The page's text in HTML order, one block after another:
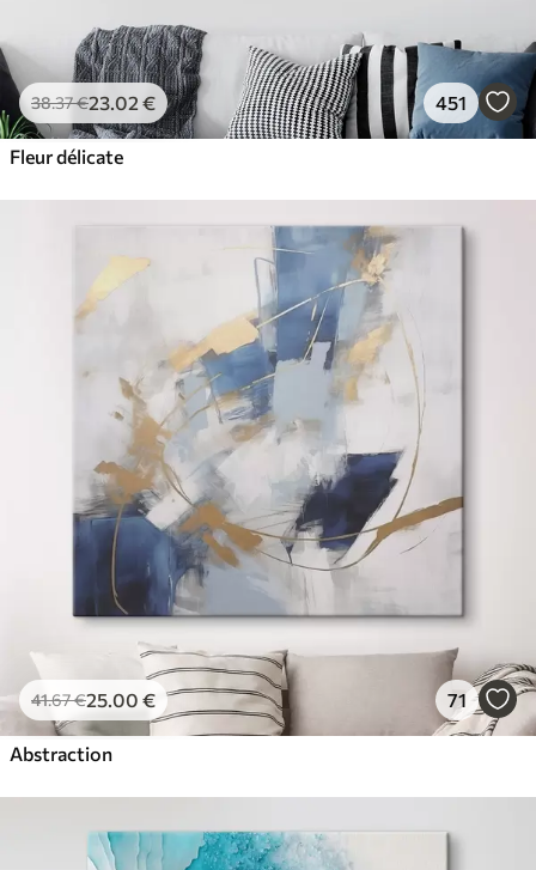
38.37€23.02 € 451
Fleur délicate
41.67€25.00 € 71
Abstraction